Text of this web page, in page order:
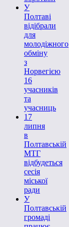
У
Полтаві
відібрали
для
молодіжного
обміну
з
Норвегією
16
учасників
та
учасниць
17
липня
в
Полтавській
МТГ
відбудеться
сесія
міської
ради
У
Полтавській
громаді